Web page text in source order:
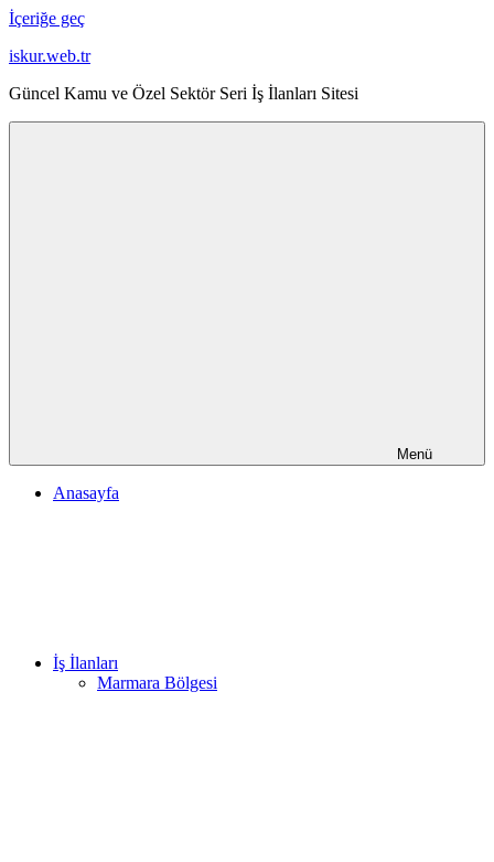
İçeriğe geç
iskur.web.tr
Güncel Kamu ve Özel Sektör Seri İş İlanları Sitesi
Menü
Anasayfa
İş İlanları
Marmara Bölgesi